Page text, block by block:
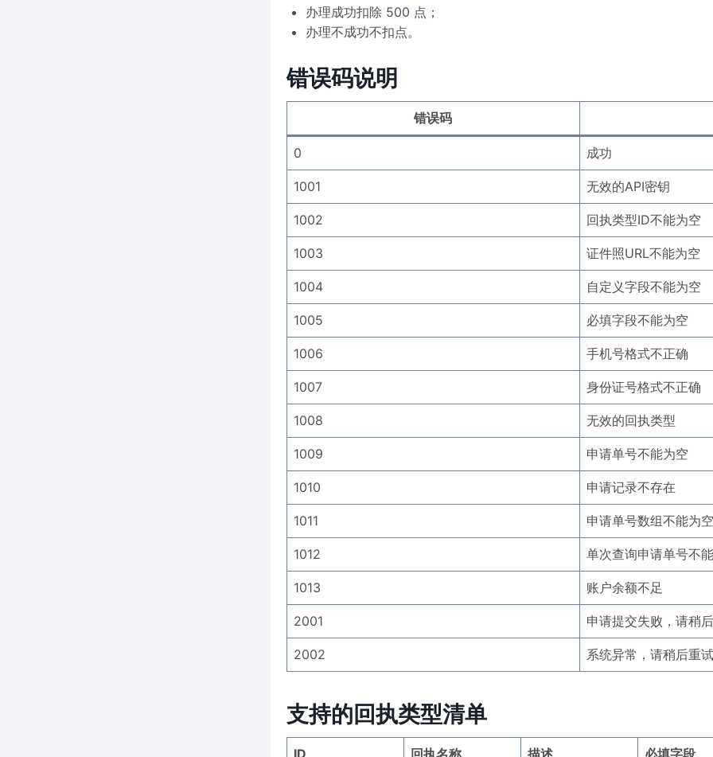
办理成功扣除 500 点；
办理不成功不扣点。
错误码说明
错误码
0 成功
1001 无效的API密钥
1002 回执类型ID不能为空
1003 证件照URL不能为空
1004 自定义字段不能为空
1005 必填字段不能为空
1006 手机号格式不正确
1007 身份证号格式不正确
1008 无效的回执类型
1009 申请单号不能为空
1010 申请记录不存在
1011 申请单号数组不能为空
1012 单次查询申请单号不
1013 账户余额不足
2001 申请提交失败，请稍
2002 系统异常，请稍后重试
支持的回执类型清单
ID 回执名称 描述 必填字段